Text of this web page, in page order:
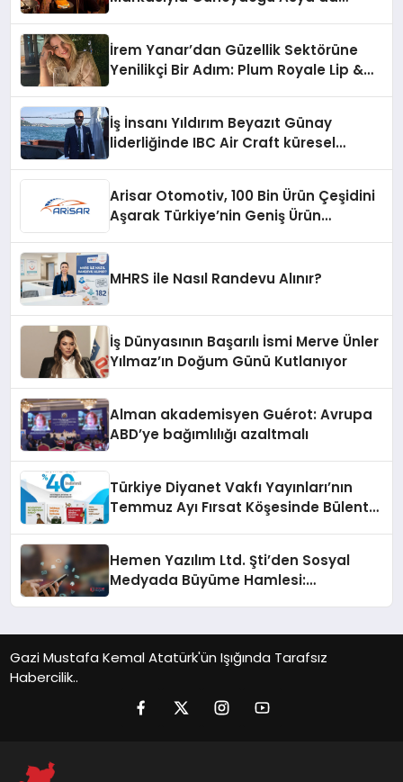
İrem Yanar’dan Güzellik Sektörüne
Yenilikçi Bir Adım: Plum Royale Lip &
İş İnsanı Yıldırım Beyazıt Günay
liderliğinde IBC Air Craft küresel
Arisar Otomotiv, 100 Bin Ürün Çeşidini
Aşarak Türkiye’nin Geniş Ürün
MHRS ile Nasıl Randevu Alınır?
İş Dünyasının Başarılı İsmi Merve Ünler
Yılmaz’ın Doğum Günü Kutlanıyor
Alman akademisyen Guérot: Avrupa
ABD’ye bağımlılığı azaltmalı
Türkiye Diyanet Vakfı Yayınları’nın
Temmuz Ayı Fırsat Köşesinde Bülent
Hemen Yazılım Ltd. Şti’den Sosyal
Medyada Büyüme Hamlesi:
Gazi Mustafa Kemal Atatürk'ün Işığında Tarafsız
Habercilik..